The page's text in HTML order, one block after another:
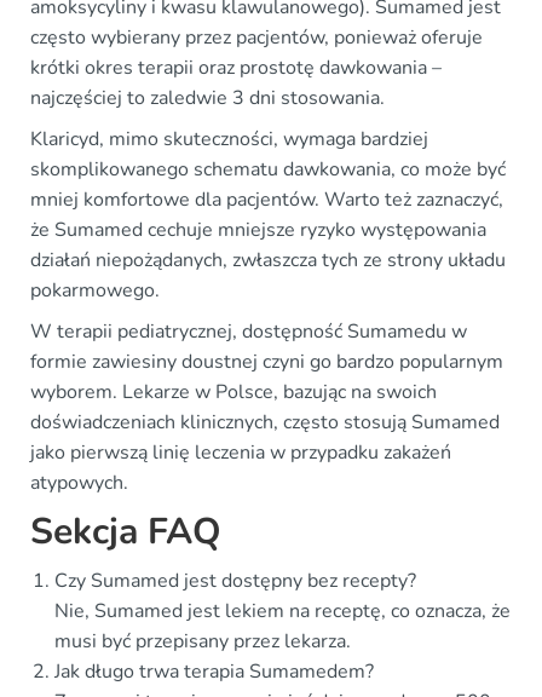
amoksycyliny i kwasu klawulanowego). Sumamed jest
często wybierany przez pacjentów, ponieważ oferuje
krótki okres terapii oraz prostotę dawkowania –
najczęściej to zaledwie 3 dni stosowania.
Klaricyd, mimo skuteczności, wymaga bardziej
skomplikowanego schematu dawkowania, co może być
mniej komfortowe dla pacjentów. Warto też zaznaczyć,
że Sumamed cechuje mniejsze ryzyko występowania
działań niepożądanych, zwłaszcza tych ze strony układu
pokarmowego.
W terapii pediatrycznej, dostępność Sumamedu w
formie zawiesiny doustnej czyni go bardzo popularnym
wyborem. Lekarze w Polsce, bazując na swoich
doświadczeniach klinicznych, często stosują Sumamed
jako pierwszą linię leczenia w przypadku zakażeń
atypowych.
Sekcja FAQ
Czy Sumamed jest dostępny bez recepty?
Nie, Sumamed jest lekiem na receptę, co oznacza, że
musi być przepisany przez lekarza.
Jak długo trwa terapia Sumamedem?